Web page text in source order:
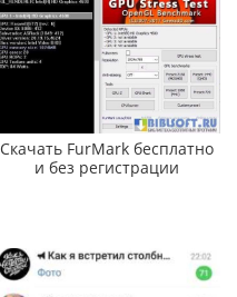
Скачать FurMark бесплатно
и без регистрации